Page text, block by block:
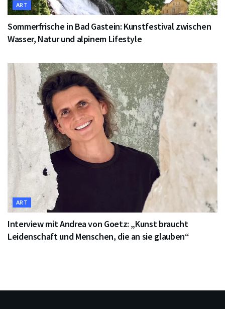
ART
Sommerfrische in Bad Gastein: Kunstfestival zwischen
Wasser, Natur und alpinem Lifestyle
ART
Interview mit Andrea von Goetz: „Kunst braucht
Leidenschaft und Menschen, die an sie glauben“